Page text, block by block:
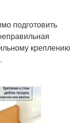
подготовить
креплению